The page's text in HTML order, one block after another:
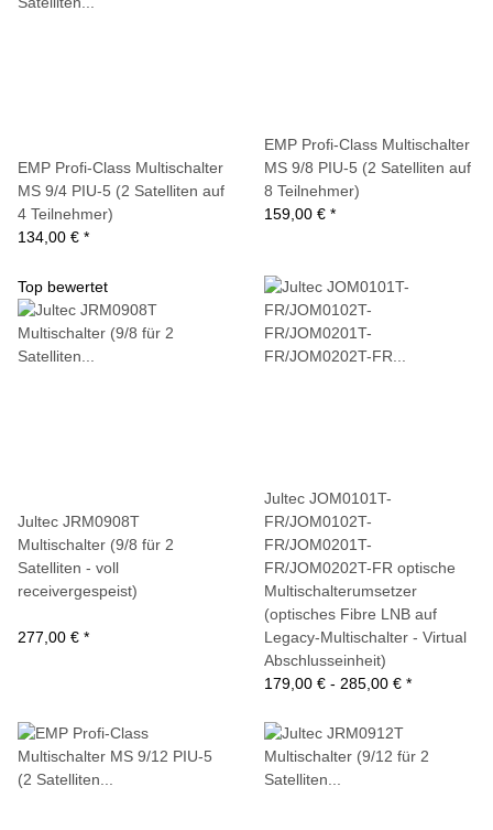
EMP Profi-Class Multischalter
MS 9/4 PIU-5 (2 Satelliten auf
4 Teilnehmer)
134,00 € *
EMP Profi-Class Multischalter
MS 9/8 PIU-5 (2 Satelliten auf
8 Teilnehmer)
159,00 € *
Top bewertet
Jultec JRM0908T
Multischalter (9/8 für 2
Satelliten - voll
receivergespeist)
277,00 € *
Jultec JOM0101T-
FR/JOM0102T-
FR/JOM0201T-
FR/JOM0202T-FR optische
Multischalterumsetzer
(optisches Fibre LNB auf
Legacy-Multischalter - Virtual
Abschlusseinheit)
179,00 € - 285,00 € *